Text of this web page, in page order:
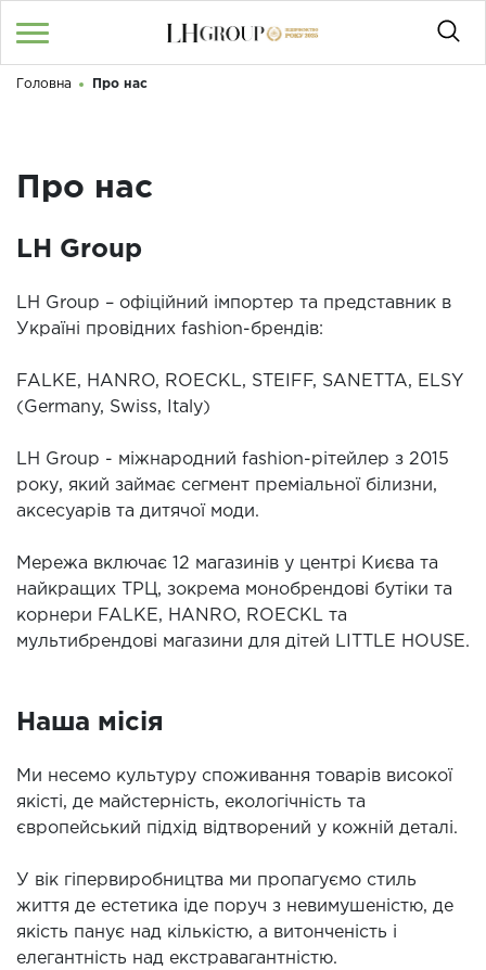
050 187 33 33
БЛОГ
Головна Про нас
Про нас
LH Group
LH Group – офіційний імпортер та представник в
Україні провідних fashion-брендів:
FALKE, HANRO, ROECKL, STEIFF, SANETTA, ELSY
(Germany, Swiss, Italy)
LH Group - міжнародний fashion-рітейлер з 2015
року, який займає сегмент преміальної білизни,
аксесуарів та дитячої моди.
Мережа включає 12 магазинів у центрі Києва та
найкращих ТРЦ, зокрема монобрендові бутіки та
корнери FALKE, HANRO, ROECKL та
мультибрендові магазини для дітей LITTLE HOUSE.
Наша місія
Ми несемо культуру споживання товарів високої
якісті, де майстерність, екологічність та
європейський підхід відтворений у кожній деталі.
У вік гіпервиробництва ми пропагуємо стиль
життя де естетика іде поруч з невимушеністю, де
якість панує над кількістю, а витонченість і
елегантність над екстравагантністю.